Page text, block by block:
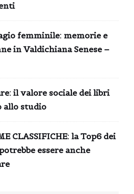
femminile: memorie e
in Valdichiana Senese –
il valore sociale dei libri
allo studio
CLASSIFICHE: la Top6 dei
essere anche